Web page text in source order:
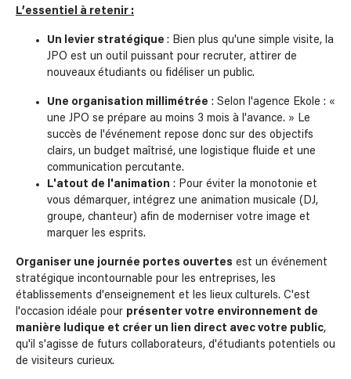
L’essentiel à retenir :
Un levier stratégique : Bien plus qu'une simple visite, la
JPO est un outil puissant pour recruter, attirer de
nouveaux étudiants ou fidéliser un public.
Une organisation millimétrée : Selon l'agence Ekole : «
une JPO se prépare au moins 3 mois à l'avance. » Le
succès de l'événement repose donc sur des objectifs
clairs, un budget maîtrisé, une logistique fluide et une
communication percutante.
L'atout de l'animation : Pour éviter la monotonie et
vous démarquer, intégrez une animation musicale (DJ,
groupe, chanteur) afin de moderniser votre image et
marquer les esprits.
Organiser une journée portes ouvertes est un événement
stratégique incontournable pour les entreprises, les
établissements d'enseignement et les lieux culturels. C'est
l'occasion idéale pour présenter votre environnement de
manière ludique et créer un lien direct avec votre public,
qu'il s'agisse de futurs collaborateurs, d'étudiants potentiels ou
de visiteurs curieux.